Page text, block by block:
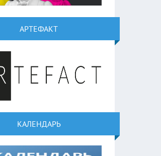
АРТЕФАКТ
КАЛЕНДАРЬ